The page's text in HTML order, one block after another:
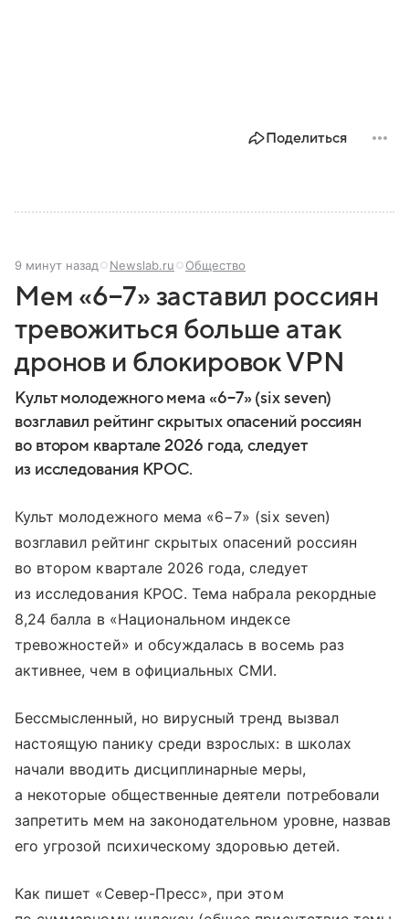
Поделиться
9 минут назад Newslab.ru Общество
Мем «6−7» заставил россиян
тревожиться больше атак
дронов и блокировок VPN
Культ молодежного мема «6−7» (six seven)
возглавил рейтинг скрытых опасений россиян
во втором квартале 2026 года, следует
из исследования КРОС.
Культ молодежного мема «6−7» (six seven)
возглавил рейтинг скрытых опасений россиян
во втором квартале 2026 года, следует
из исследования КРОС. Тема набрала рекордные
8,24 балла в «Национальном индексе
тревожностей» и обсуждалась в восемь раз
активнее, чем в официальных СМИ.
Бессмысленный, но вирусный тренд вызвал
настоящую панику среди взрослых: в школах
начали вводить дисциплинарные меры,
а некоторые общественные деятели потребовали
запретить мем на законодательном уровне, назвав
его угрозой психическому здоровью детей.
Как пишет «Север-Пресс», при этом